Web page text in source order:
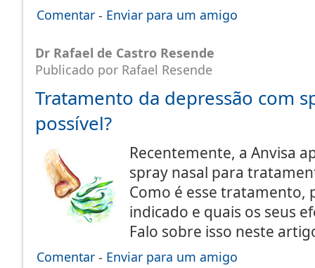
Comentar - Enviar para um amigo
Dr Rafael de Castro Resende
Publicado por Rafael Resende
Tratamento da depressão com
possível?
Recentemente, a Anvisa
spray nasal para
Como é esse tratamento,
indicado e quais os seus
Falo sobre isso neste
Comentar - Enviar para um amigo